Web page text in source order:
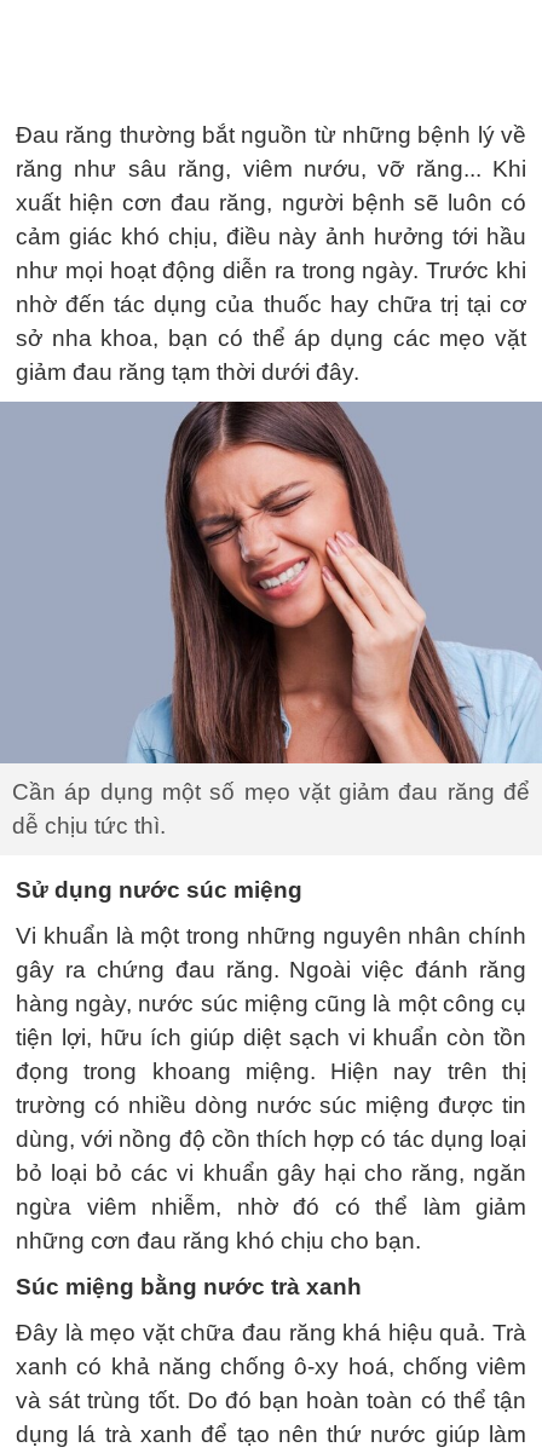
Đau răng thường bắt nguồn từ những bệnh lý về
răng như sâu răng, viêm nướu, vỡ răng... Khi
xuất hiện cơn đau răng, người bệnh sẽ luôn có
cảm giác khó chịu, điều này ảnh hưởng tới hầu
như mọi hoạt động diễn ra trong ngày. Trước khi
nhờ đến tác dụng của thuốc hay chữa trị tại cơ
sở nha khoa, bạn có thể áp dụng các mẹo vặt
giảm đau răng tạm thời dưới đây.
Cần áp dụng một số mẹo vặt giảm đau răng để
dễ chịu tức thì.
Sử dụng nước súc miệng
Vi khuẩn là một trong những nguyên nhân chính
gây ra chứng đau răng. Ngoài việc đánh răng
hàng ngày, nước súc miệng cũng là một công cụ
tiện lợi, hữu ích giúp diệt sạch vi khuẩn còn tồn
đọng trong khoang miệng. Hiện nay trên thị
trường có nhiều dòng nước súc miệng được tin
dùng, với nồng độ cồn thích hợp có tác dụng loại
bỏ loại bỏ các vi khuẩn gây hại cho răng, ngăn
ngừa viêm nhiễm, nhờ đó có thể làm giảm
những cơn đau răng khó chịu cho bạn.
Súc miệng bằng nước trà xanh
Đây là mẹo vặt chữa đau răng khá hiệu quả. Trà
xanh có khả năng chống ô-xy hoá, chống viêm
và sát trùng tốt. Do đó bạn hoàn toàn có thể tận
dụng lá trà xanh để tạo nên thứ nước giúp làm